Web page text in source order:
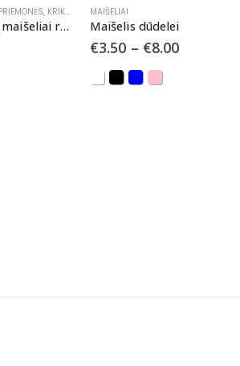
, KRIKŠTYNOMS ,MAIŠELIAI
Lininiai rankų darbo krikštynų maišeliai rusvu užrašu
MAIŠELIAI
Maišelis dūdelei
€3.50 – €8.00